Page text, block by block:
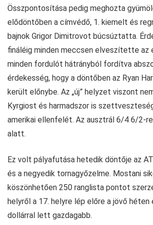
Összpontosítása pedig meghozta
elődöntőben a címvédő, 1. kiemelt és
bajnok Grigor Dimitrovot búcsúztatta.
fináléig minden meccsen elveszítette
minden fordulót hátrányból fordítva
érdekesség, hogy a döntőben az Ryan
került előnybe. Az „új” helyzet viszont
Kyrgiost és harmadszor is
amerikai ellenfelét. Az ausztrál 6/4 6/2-
alatt.
Ez volt pályafutása hetedik döntője az
és a negyedik tornagyőzelme. Mostani
köszönhetően 250 ranglista pontot
helyről a 17. helyre lép előre a jövő héten
dollárral lett gazdagabb.